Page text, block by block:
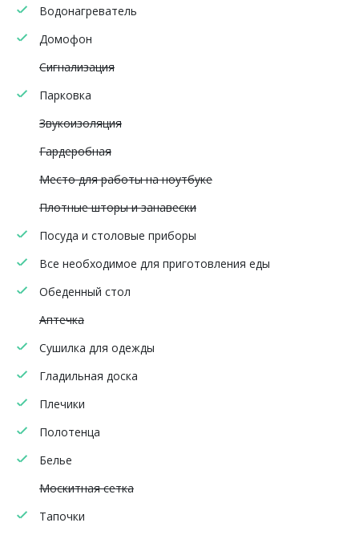
Водонагреватель
Домофон
Сигнализация
Парковка
Звукоизоляция
Гардеробная
Место для работы на ноутбуке
Плотные шторы и занавески
Посуда и столовые приборы
Все необходимое для приготовления еды
Обеденный стол
Аптечка
Сушилка для одежды
Гладильная доска
Плечики
Полотенца
Белье
Москитная сетка
Тапочки